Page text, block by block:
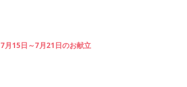
7月15日～7月21日のお献立